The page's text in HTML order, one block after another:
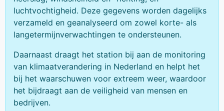
luchtvochtigheid. Deze gegevens worden dagelijks
verzameld en geanalyseerd om zowel korte- als
langetermijnverwachtingen te ondersteunen.
Daarnaast draagt het station bij aan de monitoring
van klimaatverandering in Nederland en helpt het
bij het waarschuwen voor extreem weer, waardoor
het bijdraagt aan de veiligheid van mensen en
bedrijven.